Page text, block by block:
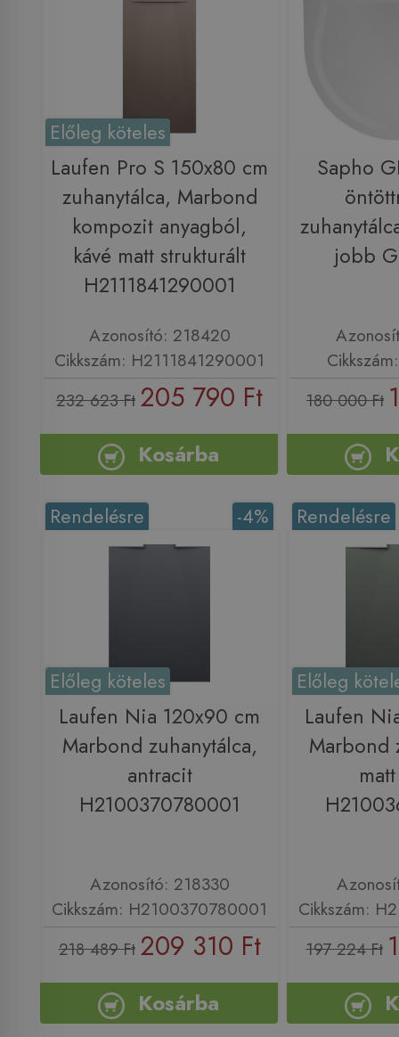
Előleg köteles
Laufen Pro S 150x80 cm
zuhanytálca, Marbond
kompozit anyagból,
kávé matt strukturált
H2111841290001
Azonosító: 218420
Cikkszám: H2111841290001
232 623 Ft 205 790 Ft
Kosárba
Sapho
jobb
180 000 Ft
-4%
Rendelésre
Előleg köteles
Laufen Nia 120x90 cm
Marbond zuhanytálca,
antracit
H2100370780001
Azonosító: 218330
Cikkszám: H2100370780001
218 489 Ft 209 310 Ft
Kosárba
Rendelésre
Előleg
Laufen
Marbond
Cikkszám:
197 224 Ft